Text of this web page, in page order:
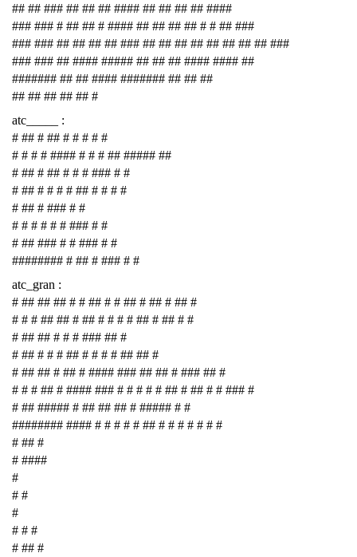
## ## ### ## ## ## #### ## ## ## ## ####
### ### # ## ## # #### ## ## ## ## # # ## ###
### ### ## ## ## ## ### ## ## ## ## ## ## ## ## ###
### ### ## #### ##### ## ## ## #### #### ##
####### ## ## #### ####### ## ## ##
## ## ## ## ## #
atc_____ :
# ## # ## # # # # #
# # # # #### # # # ## ##### ##
# ## # ## # # # ### # #
# ## # # # # ## # # # #
# ## # ### # #
# # # # # # ### # #
# ## ### # # ### # #
######## # ## # ### # #
atc_gran :
# ## ## ## # # ## # # ## # ## # ## #
# # # ## ## # ## # # # # ## # ## # #
# ## ## # # # ### ## #
# ## # # # ## # # # # ## ## #
# ## ## # ## # #### ### ## ## # ### ## #
# # # ## # #### ### # # # # # ## # ## # # ### #
# ## ##### # ## ## ## # ##### # #
######## #### # # # # # ## # # # # # # #
# ## #
# ####
#
# #
#
# # #
# ## #